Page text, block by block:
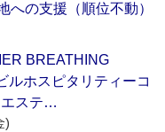
への支援（順位不動）
BREATHING
ルホスピタリティーコ
エステ…
)